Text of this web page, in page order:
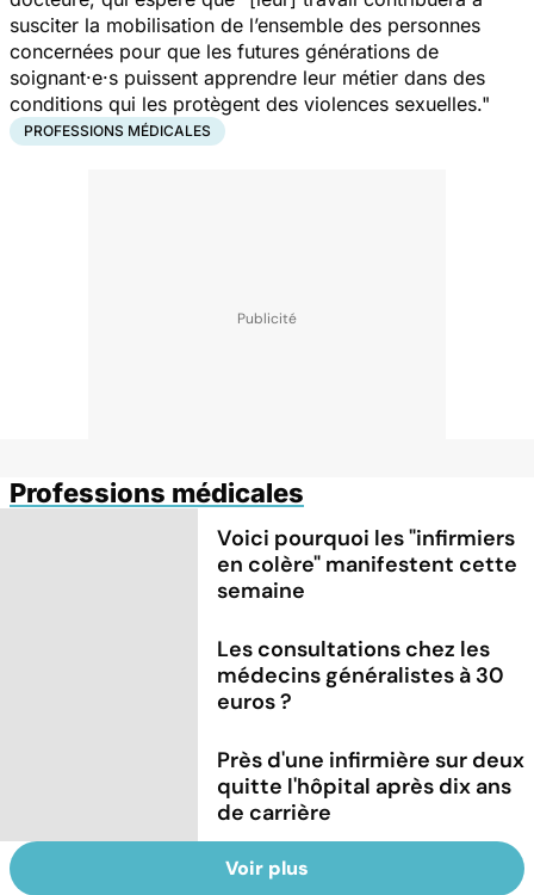
susciter la mobilisation de l’ensemble des personnes
concernées pour que les futures générations de
soignant·e·s puissent apprendre leur métier dans des
conditions qui les protègent des violences sexuelles."
PROFESSIONS MÉDICALES
Professions médicales
Voici pourquoi les "infirmiers
en colère" manifestent cette
semaine
Les consultations chez les
médecins généralistes à 30
euros ?
Près d'une infirmière sur deux
quitte l'hôpital après dix ans
de carrière
Voir plus